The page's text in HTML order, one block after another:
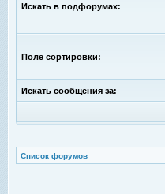
Искать в подфорумах:
Поле сортировки:
Искать сообщения за:
Список форумов